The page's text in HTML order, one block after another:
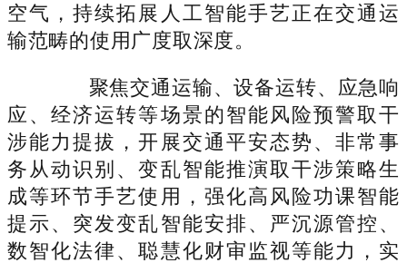
空气，持续拓展人工智能手艺正在交通运
输范畴的使用广度取深度。
聚焦交通运输、设备运转、应急响
应、经济运转等场景的智能风险预警取干
涉能力提拔，开展交通平安态势、非常事
务从动识别、变乱智能推演取干涉策略生
成等环节手艺使用，强化高风险功课智能
提示、突发变乱智能安排、严沉源管控、
数智化法律、聪慧化财审监视等能力，实